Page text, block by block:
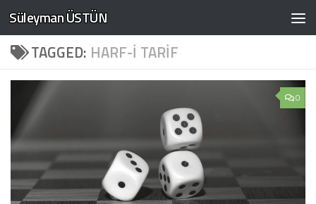
Skip to content
Süleyman ÜSTÜN
TAGGED: HARF-I TARIF
0